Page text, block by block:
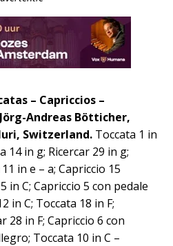
– Capriccios –
Andreas Bötticher,
Switzerland. Toccata 1 in
14 in g; Ricercar 29 in g;
in e – a; Capriccio 15
in C; Capriccio 5 con pedale
in C; Toccata 18 in F;
28 in F; Capriccio 6 con
Toccata 10 in C –